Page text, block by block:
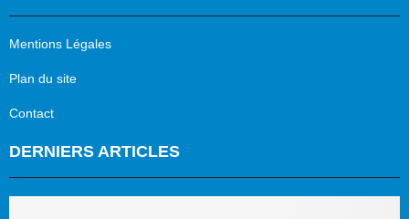
Mentions Légales
Plan du site
Contact
DERNIERS ARTICLES